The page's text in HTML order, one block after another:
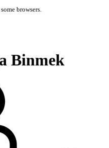
browsers.
Binmek